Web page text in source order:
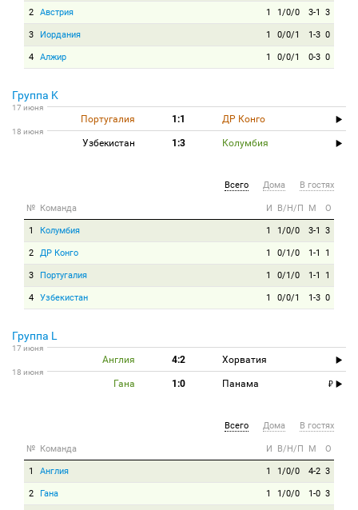
2 Австрия 1 1/0/0 3-1 3
3 Иордания 1 0/0/1 1-3 0
4 Алжир 1 0/0/1 0-3 0
Группа K
17 июня
Португалия 1:1 ДР Конго
18 июня
Узбекистан 1:3 Колумбия
Всего Дома В гостях
№ Команда И В/Н/П М О
1 Колумбия 1 1/0/0 3-1 3
2 ДР Конго 1 0/1/0 1-1 1
3 Португалия 1 0/1/0 1-1 1
4 Узбекистан 1 0/0/1 1-3 0
Группа L
17 июня
Англия 4:2 Хорватия
18 июня
Гана 1:0 Панама
Всего Дома В гостях
№ Команда И В/Н/П М О
1 Англия 1 1/0/0 4-2 3
2 Гана 1 1/0/0 1-0 3